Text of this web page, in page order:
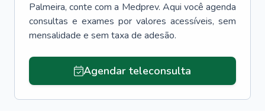
Palmeira, conte com a Medprev. Aqui você agenda
consultas e exames por valores acessíveis, sem
mensalidade e sem taxa de adesão.
Agendar teleconsulta